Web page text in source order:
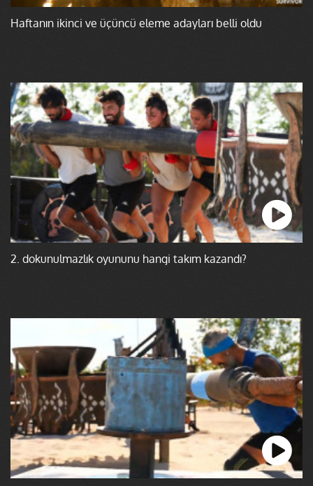
Haftanın ikinci ve üçüncü eleme adayları belli oldu
2. dokunulmazlık oyununu hangi takım kazandı?